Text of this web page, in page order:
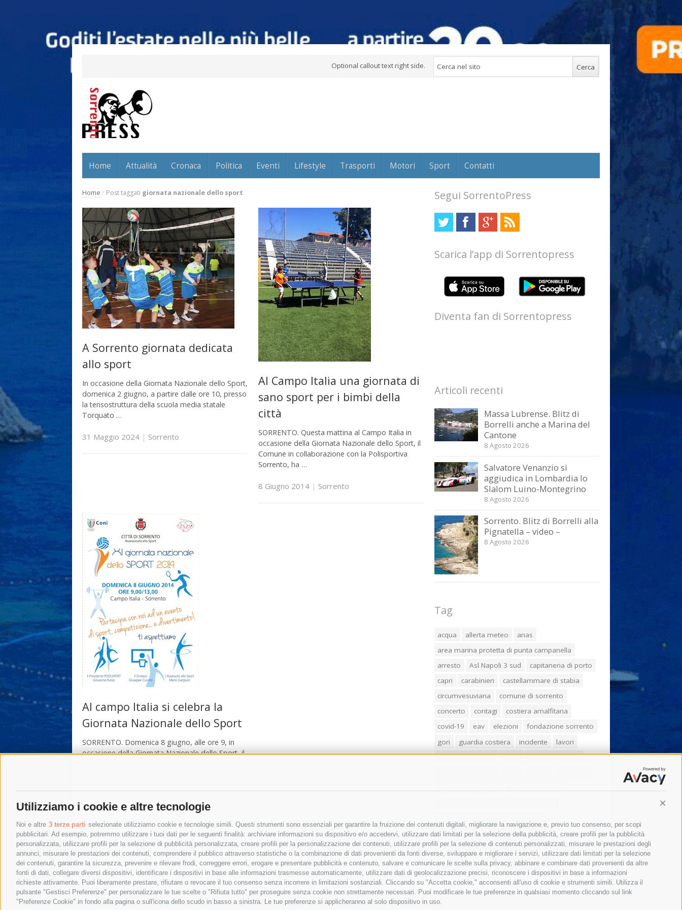
Utilizziamo i cookie e altre tecnologie
Noi e altre 3 terze parti selezionate utilizziamo cookie e tecnologie simili. Questi strumenti sono essenziali per garantire la fruizione dei contenuti digitali, migliorare la navigazione e, previo tuo consenso, per scopi
pubblicitari. Ad esempio, potremmo utilizzare i tuoi dati per le seguenti finalità: archiviare informazioni su dispositivo e/o accedervi, utilizzare dati limitati per la selezione della pubblicità, creare profili per la pubblicità
personalizzata, utilizzare profili per la selezione di pubblicità personalizzata, creare profili per la personalizzazione dei contenuti, utilizzare profili per la selezione di contenuti personalizzati, misurare le prestazioni degli
annunci, misurare le prestazioni dei contenuti, comprendere il pubblico attraverso statistiche o la combinazione di dati provenienti da fonti diverse, sviluppare e migliorare i servizi, utilizzare dati limitati per la selezione
dei contenuti, garantire la sicurezza, prevenire e rilevare frodi, correggere errori, erogare e presentare pubblicità e contenuto, salvare e comunicare le scelte sulla privacy, abbinare e combinare dati provenienti da altre
fonti di dati, collegare diversi dispositivi, identificare i dispositivi in base alle informazioni trasmesse automaticamente, utilizzare dati di geolocalizzazione precisi, riconoscere i dispositivi in base a informazioni
richieste attivamente. Puoi liberamente prestare, rifiutare o revocare il tuo consenso senza incorrere in limitazioni sostanziali. Cliccando su "Accetta cookie," acconsenti all'uso di cookie e strumenti simili. Utilizza il
pulsante "Gestisci Preferenze" per personalizzare le tue scelte o "Rifiuta tutto" per proseguire senza cookie non strettamente necessari. Puoi modificare le tue preferenze in qualsiasi momento cliccando sul link
"Preferenze Cookie" in fondo alla pagina o sull'icona dello scudo in basso a sinistra. Le tue preferenze si applicheranno al solo dispositivo in uso.
Optional callout text right side.
Home Attualità Cronaca Politica Eventi Lifestyle Trasporti Motori Sport Contatti
Home / Post taggati giornata nazionale dello sport
A Sorrento giornata dedicata
allo sport
In occasione della Giornata Nazionale dello Sport,
domenica 2 giugno, a partire dalle ore 10, presso
la tensostruttura della scuola media statale
Torquato …
31 Maggio 2024 | Sorrento
Al Campo Italia una giornata di
sano sport per i bimbi della
città
SORRENTO. Questa mattina al Campo Italia in
occasione della Giornata Nazionale dello Sport, il
Comune in collaborazione con la Polisportiva
Sorrento, ha …
8 Giugno 2014| Sorrento
Al campo Italia si celebra la
Giornata Nazionale dello Sport
SORRENTO. Domenica 8 giugno, alle ore 9, in
occasione della Giornata Nazionale dello Sport, il
Segui SorrentoPress
Scarica l’app di Sorrentopress
Diventa fan di Sorrentopress
Articoli recenti
Massa Lubrense. Blitz di
Borrelli anche a Marina del
Cantone
8 Agosto 2026
Salvatore Venanzio si
aggiudica in Lombardia lo
Slalom Luino-Montegrino
8 Agosto 2026
Sorrento. Blitz di Borrelli alla
Pignatella – video –
8 Agosto 2026
Tag
acqua allerta meteo
anas
area marina protetta di punta campanella
arresto
Asl Napoli 3 sud
capitaneria di porto
capri
carabinieri
castellammare di stabia
circumvesuviana
comune di sorrento
concerto
contagi
costiera amalfitana
covid-19
eav elezioni
fondazione sorrento
gori
guardia costiera incidente
lavori
lorenzo balducelli
mare
massa lubrense
sindaco cuomo
sorrento
studenti
temporali
treni turismo
Vico Equense
villa fiorentino
vincenzo de luca
© 2015 SorrentoPress. All rights reserved.